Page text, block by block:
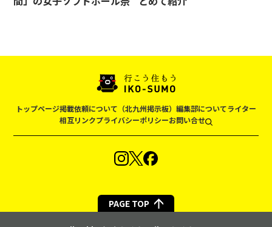
トップページ掲載依頼について（北九州掲示板） 編集部についてライター
相互リンクプライバシーポリシーお問い合せ
PAGE TOP